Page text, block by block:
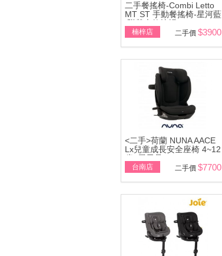
二手餐搖椅-Combi Letto
MT ST 手動餐搖椅-星河藍
\附基本款蚊帳
楠梓店 二手價 $3900
<二手>荷蘭 NUNA AACE
Lx兒童成長安全座椅 4~12
歲~展示品
台南店 二手價 $7700